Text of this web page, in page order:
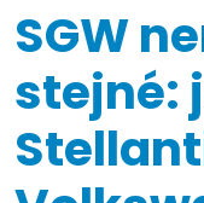
SGW
stejné: